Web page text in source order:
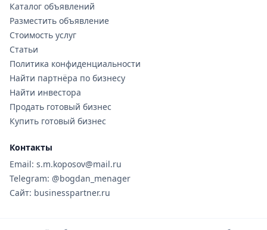
Каталог объявлений
Разместить объявление
Стоимость услуг
Статьи
Политика конфиденциальности
Найти партнёра по бизнесу
Найти инвестора
Продать готовый бизнес
Купить готовый бизнес
Контакты
Email: s.m.koposov@mail.ru
Telegram: @bogdan_menager
Сайт: businesspartner.ru